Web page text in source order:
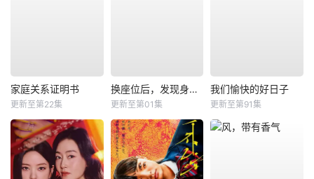
家庭关系证明书
更新至第22集
换座位后，发现身后的男生好像喜欢我
更新至第01集
我们愉快的好日子
更新至第91集